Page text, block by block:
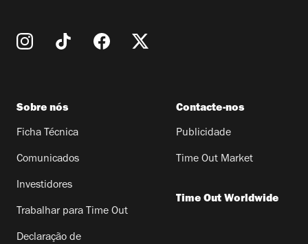
Sobre nós
Ficha Técnica
Comunicados
Investidores
Trabalhar para Time Out
Declaração de
Contacte-nos
Publicidade
Time Out Market
Time Out Worldwide